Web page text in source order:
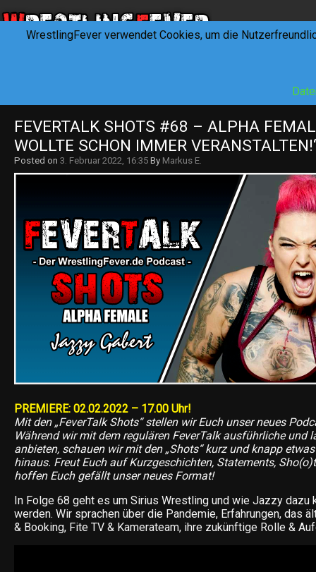
FEVERTALK SHOTS #68 – ALPHA
WOLLTE SCHON IMMER
Posted on 3. Februar 2022, 16:35 By Markus E.
PREMIERE: 02.02.2022 – 17.00 Uhr!
Mit den „FeverTalk Shots“ stellen wir Euch unser neues
Während wir mit dem regulären FeverTalk ausführliche und
anbieten, schauen wir mit den „Shots“ kurz und knapp
hinaus. Freut Euch auf Kurzgeschichten, Statements,
hoffen Euch gefällt unser neues Format!
In Folge 68 geht es um Sirius Wrestling und wie Jazzy dazu
werden. Wir sprachen über die Pandemie, Erfahrungen, das
& Booking, Fite TV & Kamerateam, ihre zukünftige Rolle &
WrestlingFever verwendet Cookies, um die